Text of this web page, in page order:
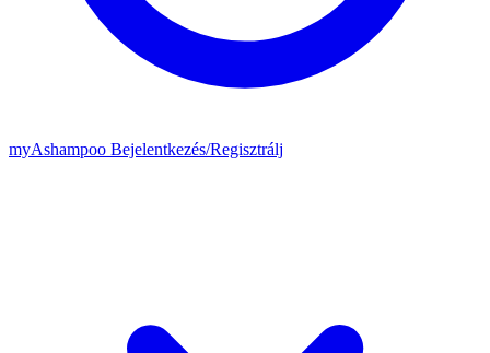
myAshampoo Bejelentkezés/Regisztrálj